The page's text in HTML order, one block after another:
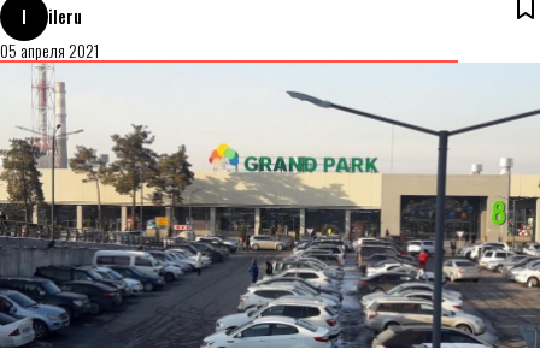
I
ileru
05 апреля 2021